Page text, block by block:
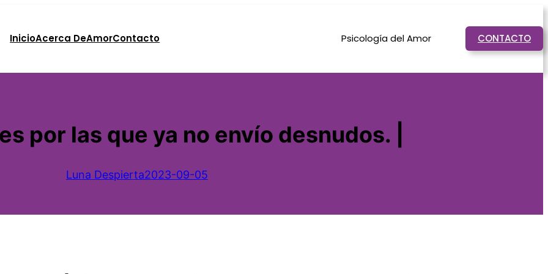
InicioAcerca DeAmorContacto Psicología del Amor CONTACTO
por las que ya no envío desnudos. |
Luna Despierta2023-09-05